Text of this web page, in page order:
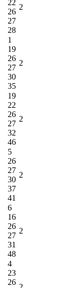
22
26
27
28
2
1
19
26
27
30
35
2
19
22
26
27
32
46
2
5
26
27
30
37
41
2
6
16
26
27
31
48
2
4
23
26